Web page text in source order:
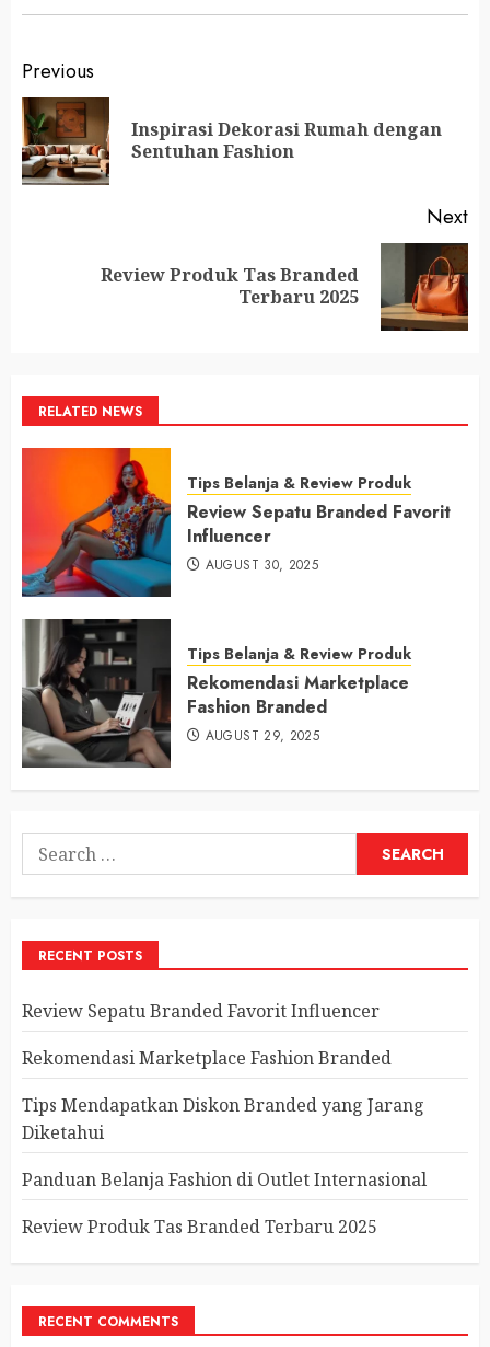
Continue
Reading
Previous
Inspirasi Dekorasi Rumah dengan
Sentuhan Fashion
Next
Review Produk Tas Branded
Terbaru 2025
RELATED NEWS
Tips Belanja & Review Produk
Review Sepatu Branded Favorit
Influencer
AUGUST 30, 2025
Tips Belanja & Review Produk
Rekomendasi Marketplace
Fashion Branded
AUGUST 29, 2025
Search
for:
RECENT POSTS
Review Sepatu Branded Favorit Influencer
Rekomendasi Marketplace Fashion Branded
Tips Mendapatkan Diskon Branded yang Jarang
Diketahui
Panduan Belanja Fashion di Outlet Internasional
Review Produk Tas Branded Terbaru 2025
RECENT COMMENTS